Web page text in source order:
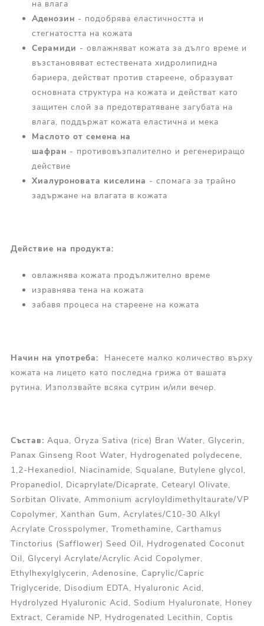
на влага
Аденозин - подобрява еластичността и
стегнатостта на кожата
Серамиди - овлажняват кожата за дълго време и
възстановяват естествената хидролипидна
бариера, действат против стареене, образуват
основната структура на кожата и действат като
защитен слой за предотвратяване загубата на
влага, поддържат кожата еластична и мека
Маслото от семена на
шафран - противовъзпалително и регенериращо
действие
Хиалуроновата киселина - спомага за трайно
задържане на влагата в кожата
Действие на продукта:
овлажнява кожата продължително време
изравнява тена на кожата
забавя процеса на стареене на кожата
Начин на употреба: Нанесете малко количество върху
кожата на лицето като последна грижа от вашата
рутина. Използвайте всяка сутрин и/или вечер.
Състав: Aqua, Oryza Sativa (rice) Bran Water, Glycerin,
Panax Ginseng Root Water, Hydrogenated polydecene,
1,2-Hexanediol, Niacinamide, Squalane, Butylene glycol,
Propanediol, Dicaprylate/Dicaprate, Cetearyl Olivate,
Sorbitan Olivate, Ammonium acryloyldimethyltaurate/VP
Copolymer, Xanthan Gum, Acrylates/C10-30 Alkyl
Acrylate Crosspolymer, Tromethamine, Carthamus
Tinctorius (Safflower) Seed Oil, Hydrogenated Coconut
Oil, Glyceryl Acrylate/Acrylic Acid Copolymer,
Ethylhexylglycerin, Adenosine, Caprylic/Capric
Triglyceride, Disodium EDTA, Hyaluronic Acid,
Hydrolyzed Hyaluronic Acid, Sodium Hyaluronate, Honey
Extract, Ceramide NP, Hydrogenated Lecithin, Coptis